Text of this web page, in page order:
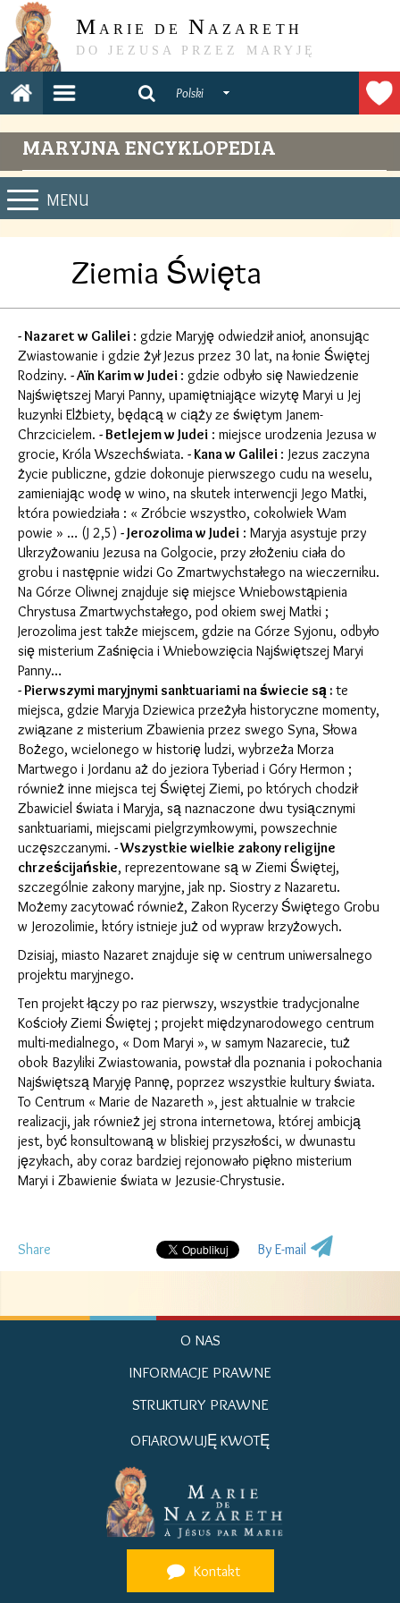
M ARIE DE N AZARETH
DO JEZUSA PRZEZ MARYJĘ
Polski
MARYJNA ENCYKLOPEDIA
MENU
Ziemia Święta
- Nazaret w Galilei : gdzie Maryję odwiedził anioł, anonsując
Zwiastowanie i gdzie żył Jezus przez 30 lat, na łonie Świętej
Rodziny. - Aïn Karim w Judei : gdzie odbyło się Nawiedzenie
Najświętszej Maryi Panny, upamiętniające wizytę Maryi u Jej
kuzynki Elżbiety, będącą w ciąży ze świętym Janem-
Chrzcicielem. - Betlejem w Judei : miejsce urodzenia Jezusa w
grocie, Króla Wszechświata. - Kana w Galilei : Jezus zaczyna
życie publiczne, gdzie dokonuje pierwszego cudu na weselu,
zamieniając wodę w wino, na skutek interwencji Jego Matki,
która powiedziała : « Zróbcie wszystko, cokolwiek Wam
powie » … (J 2,5) - Jerozolima w Judei : Maryja asystuje przy
Ukrzyżowaniu Jezusa na Golgocie, przy złożeniu ciała do
grobu i następnie widzi Go Zmartwychstałego na wieczerniku.
Na Górze Oliwnej znajduje się miejsce Wniebowstąpienia
Chrystusa Zmartwychstałego, pod okiem swej Matki ;
Jerozolima jest także miejscem, gdzie na Górze Syjonu, odbyło
się misterium Zaśnięcia i Wniebowzięcia Najświętszej Maryi
Panny…
- Pierwszymi maryjnymi sanktuariami na świecie są : te
miejsca, gdzie Maryja Dziewica przeżyła historyczne momenty,
związane z misterium Zbawienia przez swego Syna, Słowa
Bożego, wcielonego w historię ludzi, wybrzeża Morza
Martwego i Jordanu aż do jeziora Tyberiad i Góry Hermon ;
również inne miejsca tej Świętej Ziemi, po których chodził
Zbawiciel świata i Maryja, są naznaczone dwu tysiącznymi
sanktuariami, miejscami pielgrzymkowymi, powszechnie
uczęszczanymi. - Wszystkie wielkie zakony religijne
chrześcijańskie, reprezentowane są w Ziemi Świętej,
szczególnie zakony maryjne, jak np. Siostry z Nazaretu.
Możemy zacytować również, Zakon Rycerzy Świętego Grobu
w Jerozolimie, który istnieje już od wypraw krzyżowych.
Dzisiaj, miasto Nazaret znajduje się w centrum uniwersalnego
projektu maryjnego.
Ten projekt łączy po raz pierwszy, wszystkie tradycjonalne
Kościoły Ziemi Świętej ; projekt międzynarodowego centrum
multi-medialnego, « Dom Maryi », w samym Nazarecie, tuż
obok Bazyliki Zwiastowania, powstał dla poznania i pokochania
Najświętszą Maryję Pannę, poprzez wszystkie kultury świata.
To Centrum « Marie de Nazareth », jest aktualnie w trakcie
realizacji, jak również jej strona internetowa, której ambicją
jest, być konsultowaną w bliskiej przyszłości, w dwunastu
językach, aby coraz bardziej rejonowało piękno misterium
Maryi i Zbawienie świata w Jezusie-Chrystusie.
Share By E-mail
O NAS
INFORMACJE PRAWNE
STRUKTURY PRAWNE
OFIAROWUJĘ KWOTĘ
Kontakt